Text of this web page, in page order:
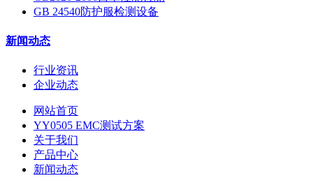
GB 24540防护服检测设备
新闻动态
行业资讯
企业动态
网站首页
YY0505 EMC测试方案
关于我们
产品中心
新闻动态